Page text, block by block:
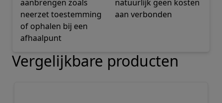
aanbrengen zoals
neerzet toestemming
of ophalen bij een
afhaalpunt
natuurlijk geen kosten
aan verbonden
Vergelijkbare producten